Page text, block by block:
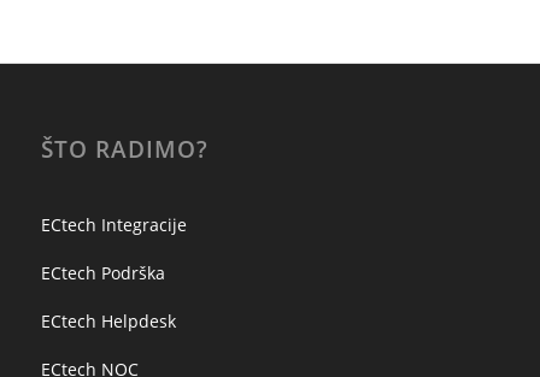
ŠTO RADIMO?
ECtech Integracije
ECtech Podrška
ECtech Helpdesk
ECtech NOC